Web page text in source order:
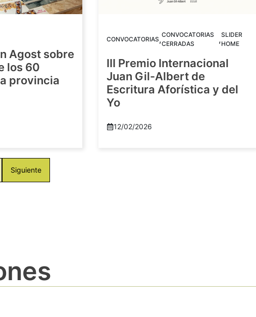
Agost sobre
los 60
provincia
CONVOCATORIAS,CONVOCATORIAS
CERRADAS
,SLIDER
HOME
III Premio Internacional
Juan Gil-Albert de
Escritura Aforística y del
Yo
12/02/2026
Siguiente